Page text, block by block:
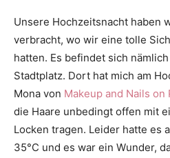
Unsere Hochzeitsnacht haben
verbracht, wo wir eine tolle
hatten. Es befindet sich
Stadtplatz. Dort hat mich am
Mona von Makeup and Nails on
die Haare unbedingt offen mit
Locken tragen. Leider hatte es
35°C und es war ein Wunder,